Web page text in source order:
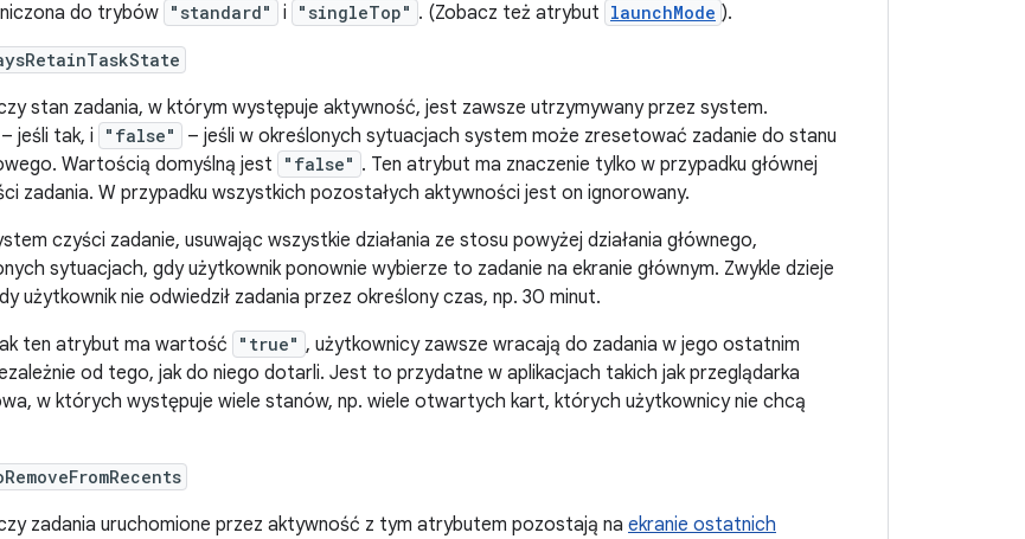
do trybów "standard" i "singleTop" . (Zobacz też atrybut launchMode ).
stan zadania, w którym występuje aktywność, jest zawsze utrzymywany przez system.
– jeśli tak, i "false"
– jeśli w określonych sytuacjach system może zresetować zadanie do stanu
Wartością domyślną jest
"false" . Ten atrybut ma znaczenie tylko w przypadku głównej
zadania. W przypadku wszystkich pozostałych aktywności jest on ignorowany.
czyści zadanie, usuwając wszystkie działania ze stosu powyżej działania głównego,
sytuacjach, gdy użytkownik ponownie wybierze to zadanie na ekranie głównym. Zwykle dzieje
użytkownik nie odwiedził zadania przez określony czas, np. 30 minut.
ten atrybut ma wartość
"true" , użytkownicy zawsze wracają do zadania w jego ostatnim
od tego, jak do niego dotarli. Jest to przydatne w aplikacjach takich jak przeglądarka
w których występuje wiele stanów, np. wiele otwartych kart, których użytkownicy nie chcą
zadania uruchomione przez aktywność z tym atrybutem pozostają na ekranie ostatnich